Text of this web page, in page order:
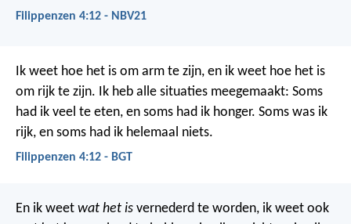
Filippenzen 4:12 - NBV21
Ik weet hoe het is om arm te zijn, en ik weet hoe het is
om rijk te zijn. Ik heb alle situaties meegemaakt: Soms
had ik veel te eten, en soms had ik honger. Soms was ik
rijk, en soms had ik helemaal niets.
Filippenzen 4:12 - BGT
En ik weet wat het is vernederd te worden, ik weet ook